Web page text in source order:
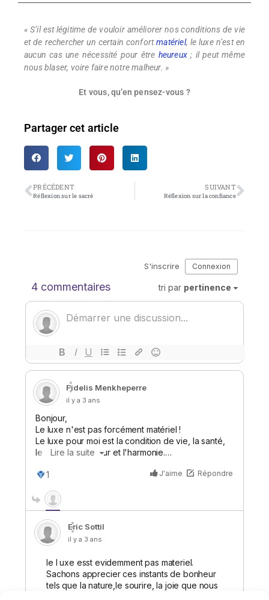
« S’il est légitime de vouloir améliorer nos conditions de vie
et de rechercher un certain confortmatériel, le luxe n’est en
aucun cas une nécessité pour être heureux; il peut même
nous blaser, voire faire notre malheur. »
Et vous, qu’en pensez-vous ?
Partager cet article
PRÉCÉDENT
Réflexion sur le sacré
SUIVANT
Réflexion sur la confiance